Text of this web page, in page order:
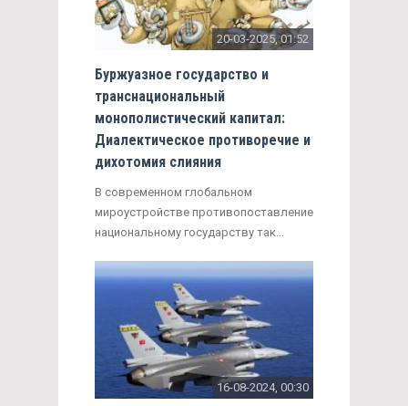
20-03-2025, 01:52
Буржуазное государство и
транснациональный
монополистический капитал:
Диалектическое противоречие и
дихотомия слияния
В современном глобальном
мироустройстве противопоставление
национальному государству так...
16-08-2024, 00:30